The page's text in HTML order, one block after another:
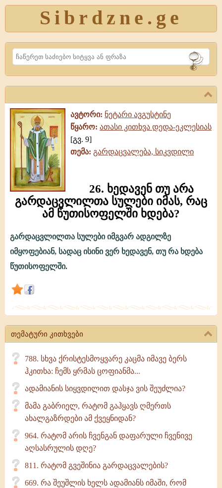
Sibrdzne.ge
Search
ავტორი: ნეტარი ავგუსტინე
წყარო: ათასი კითხვა დედა-ეკლესიას
[გვ. 9]
თემა: გარდაცვალება, სიკვდილი
26. ხედავენ თუ არა
გარდაცვლილთა სულები იმას, რაც
ამ წუთისოფელში ხდება?
ხედავენ
არა
გარდაცვლილთა
სულები
იმას,
რაც
წუთისოფელში
ხდება?
გარდაცვლილთა სულები იმგვარ ადგილზე
იმყოფებიან, სადაც ისინი ვერ ხედავენ, თუ რა ხდება
წუთისოფელში.
თემატური კითხვები
788. სხვა ქრისტესმოყვარე კაცმა იმავე ბერს
ჰკითხა: ჩემს ყრმას ცოფიანმა...
ადამიანის სიყვდილით დასჯა ვის შეუძლია?
მამა გაბრიელ, რატომ გაჰყავს ღმერთს
ახალგაზრდები ამ ქვეყნიდან?
964. რატომ არის ჩვენგან დაფარული ჩვენივე
აღსასრულის დღე?
811. რატომ გვეშინია გარდაცვალების?
669. რა შეუშლის ხელს ადამიანს იმაში, რომ